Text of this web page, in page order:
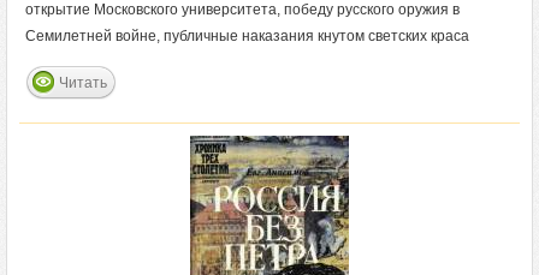
открытие Московского университета, победу русского оружия в
Семилетней войне, публичные наказания кнутом светских краса
Читать